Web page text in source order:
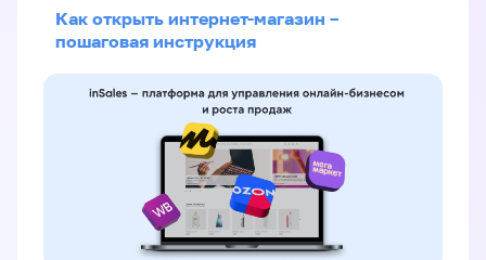
Как открыть интернет-магазин –
пошаговая инструкция